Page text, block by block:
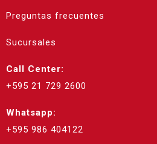
Preguntas frecuentes
Sucursales
Call Center:
+595 21 729 2600
Whatsapp:
+595 986 404122